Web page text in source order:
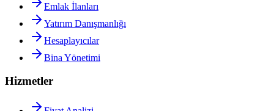
Emlak İlanları
Yatırım Danışmanlığı
Hesaplayıcılar
Bina Yönetimi
Hizmetler